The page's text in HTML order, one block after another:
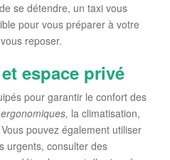
se détendre, un taxi vous
pour vous préparer à votre
reposer.
espace privé
pour garantir le confort des
la climatisation,
pouvez également utiliser
urgents, consulter des